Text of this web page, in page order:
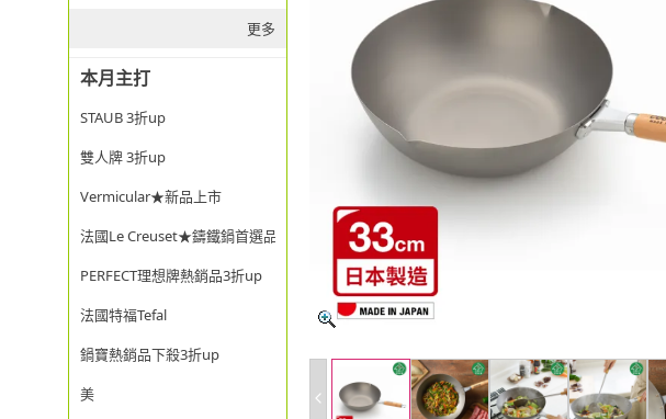
更多
本月主打
STAUB 3折up
雙人牌 3折up
Vermicular★新品上市
法國Le Creuset★鑄鐵鍋首選品牌
PERFECT理想牌熱銷品3折up
法國特福Tefal
鍋寶熱銷品下殺3折up
美